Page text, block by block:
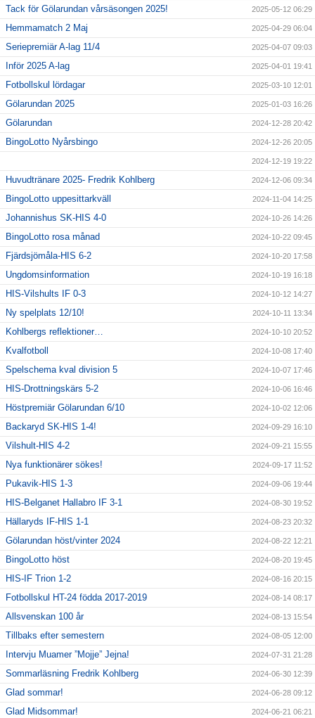
Tack för Gölarundan vårsäsongen 2025! 2025-05-12 06:29
Hemmamatch 2 Maj 2025-04-29 06:04
Seriepremiär A-lag 11/4 2025-04-07 09:03
Inför 2025 A-lag 2025-04-01 19:41
Fotbollskul lördagar 2025-03-10 12:01
Gölarundan 2025 2025-01-03 16:26
Gölarundan 2024-12-28 20:42
BingoLotto Nyårsbingo 2024-12-26 20:05
2024-12-19 19:22
Huvudtränare 2025- Fredrik Kohlberg 2024-12-06 09:34
BingoLotto uppesittarkväll 2024-11-04 14:25
Johannishus SK-HIS 4-0 2024-10-26 14:26
BingoLotto rosa månad 2024-10-22 09:45
Fjärdsjömåla-HIS 6-2 2024-10-20 17:58
Ungdomsinformation 2024-10-19 16:18
HIS-Vilshults IF 0-3 2024-10-12 14:27
Ny spelplats 12/10! 2024-10-11 13:34
Kohlbergs reflektioner… 2024-10-10 20:52
Kvalfotboll 2024-10-08 17:40
Spelschema kval division 5 2024-10-07 17:46
HIS-Drottningskärs 5-2 2024-10-06 16:46
Höstpremiär Gölarundan 6/10 2024-10-02 12:06
Backaryd SK-HIS 1-4! 2024-09-29 16:10
Vilshult-HIS 4-2 2024-09-21 15:55
Nya funktionärer sökes! 2024-09-17 11:52
Pukavik-HIS 1-3 2024-09-06 19:44
HIS-Belganet Hallabro IF 3-1 2024-08-30 19:52
Hällaryds IF-HIS 1-1 2024-08-23 20:32
Gölarundan höst/vinter 2024 2024-08-22 12:21
BingoLotto höst 2024-08-20 19:45
HIS-IF Trion 1-2 2024-08-16 20:15
Fotbollskul HT-24 födda 2017-2019 2024-08-14 08:17
Allsvenskan 100 år 2024-08-13 15:54
Tillbaks efter semestern 2024-08-05 12:00
Intervju Muamer ”Mojje” Jejna! 2024-07-31 21:28
Sommarläsning Fredrik Kohlberg 2024-06-30 12:39
Glad sommar! 2024-06-28 09:12
Glad Midsommar! 2024-06-21 06:21